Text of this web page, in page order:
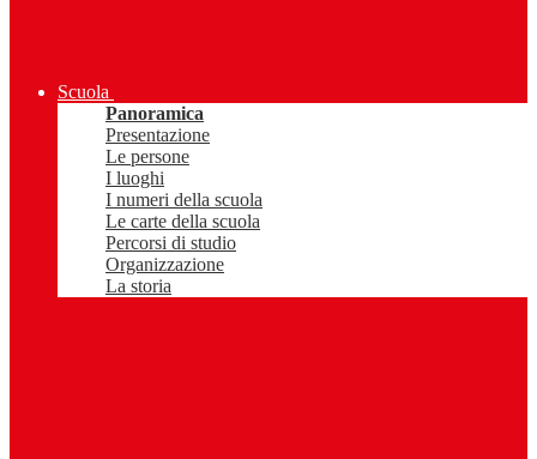
Scuola
Panoramica
Presentazione
Le persone
I luoghi
I numeri della scuola
Le carte della scuola
Percorsi di studio
Organizzazione
La storia